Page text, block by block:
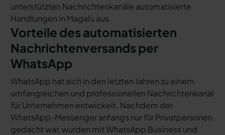
unterstützten Nachrichtenkanäle automatisierte
Handlungen in Magalu aus.
Vorteile des automatisierten
Nachrichtenversands per
WhatsApp
WhatsApp hat sich in den letzten Jahren zu einem
umfangreichen und professionellen Nachrichtenkanal
für Unternehmen entwickelt. Nachdem der
WhatsApp-Messenger anfangs nur für Privatpersonen
gedacht war, wurden mit WhatsApp Business und